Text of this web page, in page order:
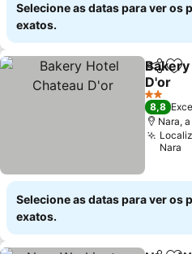
Selecione as datas para ver os
exatos.
Partilhar
D'or
2 Estrelas
8,8
Nara,
Nara
Selecione as datas para ver os
exatos.